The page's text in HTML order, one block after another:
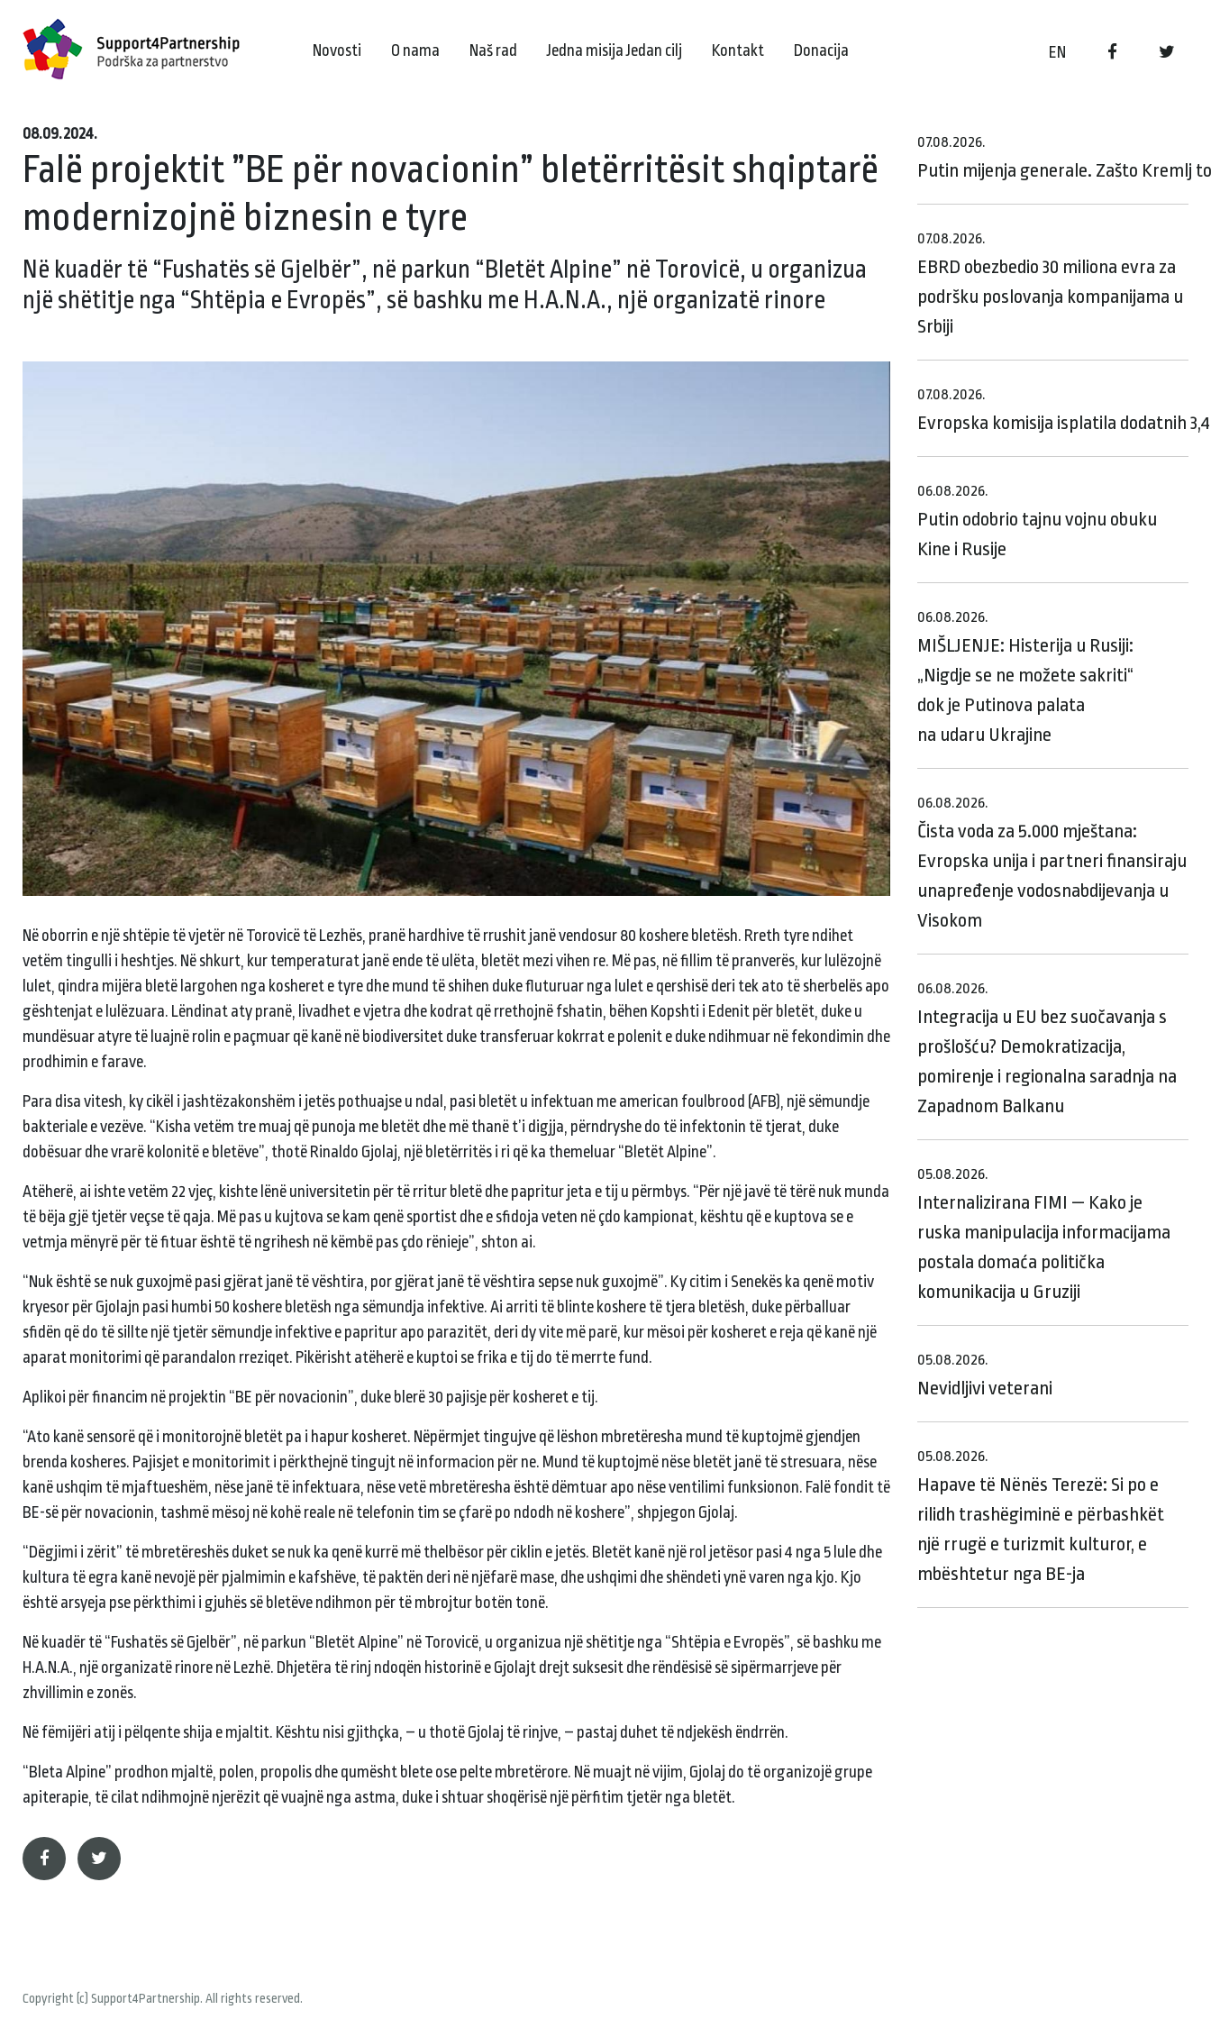
EN
Novosti O nama Naš rad Jedna misija Jedan cilj Kontakt Donacija
08.09.2024.
Falë projektit ”BE për novacionin” bletërritësit shqiptarë
modernizojnë biznesin e tyre
Në kuadër të “Fushatës së Gjelbër”, në parkun “Bletët Alpine” në Torovicë, u organizua
një shëtitje nga “Shtëpia e Evropës”, së bashku me H.A.N.A., një organizatë rinore
Në oborrin e një shtëpie të vjetër në Torovicë të Lezhës, pranë hardhive të rrushit janë vendosur 80 koshere bletësh. Rreth tyre ndihet
vetëm tingulli i heshtjes. Në shkurt, kur temperaturat janë ende të ulëta, bletët mezi vihen re. Më pas, në fillim të pranverës, kur lulëzojnë
lulet, qindra mijëra bletë largohen nga kosheret e tyre dhe mund të shihen duke fluturuar nga lulet e qershisë deri tek ato të sherbelës apo
gështenjat e lulëzuara. Lëndinat aty pranë, livadhet e vjetra dhe kodrat që rrethojnë fshatin, bëhen Kopshti i Edenit për bletët, duke u
mundësuar atyre të luajnë rolin e paçmuar që kanë në biodiversitet duke transferuar kokrrat e polenit e duke ndihmuar në fekondimin dhe
prodhimin e farave.
Para disa vitesh, ky cikël i jashtëzakonshëm i jetës pothuajse u ndal, pasi bletët u infektuan me american foulbrood (AFB), një sëmundje
bakteriale e vezëve. “Kisha vetëm tre muaj që punoja me bletët dhe më thanë t’i digjja, përndryshe do të infektonin të tjerat, duke
dobësuar dhe vrarë kolonitë e bletëve”, thotë Rinaldo Gjolaj, një bletërritës i ri që ka themeluar “Bletët Alpine”.
Atëherë, ai ishte vetëm 22 vjeç, kishte lënë universitetin për të rritur bletë dhe papritur jeta e tij u përmbys. “Për një javë të tërë nuk munda
të bëja gjë tjetër veçse të qaja. Më pas u kujtova se kam qenë sportist dhe e sfidoja veten në çdo kampionat, kështu që e kuptova se e
vetmja mënyrë për të fituar është të ngrihesh në këmbë pas çdo rënieje”, shton ai.
“Nuk është se nuk guxojmë pasi gjërat janë të vështira, por gjërat janë të vështira sepse nuk guxojmë”. Ky citim i Senekës ka qenë motiv
kryesor për Gjolajn pasi humbi 50 koshere bletësh nga sëmundja infektive. Ai arriti të blinte koshere të tjera bletësh, duke përballuar
sfidën që do të sillte një tjetër sëmundje infektive e papritur apo parazitët, deri dy vite më parë, kur mësoi për kosheret e reja që kanë një
aparat monitorimi që parandalon rreziqet. Pikërisht atëherë e kuptoi se frika e tij do të merrte fund.
Aplikoi për financim në projektin “BE për novacionin”, duke blerë 30 pajisje për kosheret e tij.
“Ato kanë sensorë që i monitorojnë bletët pa i hapur kosheret. Nëpërmjet tingujve që lëshon mbretëresha mund të kuptojmë gjendjen
brenda kosheres. Pajisjet e monitorimit i përkthejnë tingujt në informacion për ne. Mund të kuptojmë nëse bletët janë të stresuara, nëse
kanë ushqim të mjaftueshëm, nëse janë të infektuara, nëse vetë mbretëresha është dëmtuar apo nëse ventilimi funksionon. Falë fondit të
BE-së për novacionin, tashmë mësoj në kohë reale në telefonin tim se çfarë po ndodh në koshere”, shpjegon Gjolaj.
“Dëgjimi i zërit” të mbretëreshës duket se nuk ka qenë kurrë më thelbësor për ciklin e jetës. Bletët kanë një rol jetësor pasi 4 nga 5 lule dhe
kultura të egra kanë nevojë për pjalmimin e kafshëve, të paktën deri në njëfarë mase, dhe ushqimi dhe shëndeti ynë varen nga kjo. Kjo
është arsyeja pse përkthimi i gjuhës së bletëve ndihmon për të mbrojtur botën tonë.
Në kuadër të “Fushatës së Gjelbër”, në parkun “Bletët Alpine” në Torovicë, u organizua një shëtitje nga “Shtëpia e Evropës”, së bashku me
H.A.N.A., një organizatë rinore në Lezhë. Dhjetëra të rinj ndoqën historinë e Gjolajt drejt suksesit dhe rëndësisë së sipërmarrjeve për
zhvillimin e zonës.
Në fëmijëri atij i pëlqente shija e mjaltit. Kështu nisi gjithçka, – u thotë Gjolaj të rinjve, – pastaj duhet të ndjekësh ëndrrën.
“Bleta Alpine” prodhon mjaltë, polen, propolis dhe qumësht blete ose pelte mbretërore. Në muajt në vijim, Gjolaj do të organizojë grupe
apiterapie, të cilat ndihmojnë njerëzit që vuajnë nga astma, duke i shtuar shoqërisë një përfitim tjetër nga bletët.
07.08.2026.
Putin mijenja generale. Zašto Kremlj
07.08.2026.
EBRD obezbedio 30 miliona evra za
podršku poslovanja kompanijama u
Srbiji
07.08.2026.
Evropska komisija isplatila dodatnih
06.08.2026.
Putin odobrio tajnu vojnu obuku
Kine i Rusije
06.08.2026.
MIŠLJENJE: Histerija u Rusiji:
„Nigdje se ne možete sakriti“
dok je Putinova palata
na udaru Ukrajine
06.08.2026.
Čista voda za 5.000 mještana:
Evropska unija i partneri finansiraju
unapređenje vodosnabdijevanja u
Visokom
06.08.2026.
Integracija u EU bez suočavanja s
prošlošću? Demokratizacija,
pomirenje i regionalna saradnja na
Zapadnom Balkanu
05.08.2026.
Internalizirana FIMI — Kako je
ruska manipulacija informacijama
postala domaća politička
komunikacija u Gruziji
05.08.2026.
Nevidljivi veterani
05.08.2026.
Hapave të Nënës Terezë: Si po e
rilidh trashëgiminë e përbashkët
një rrugë e turizmit kulturor, e
mbështetur nga BE-ja
Copyright (c) Support4Partnership. All rights reserved.